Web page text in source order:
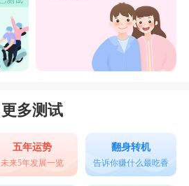
更多测试
五年运势
未来5年发展一览
翻身转机
告诉你赚什么最吃香